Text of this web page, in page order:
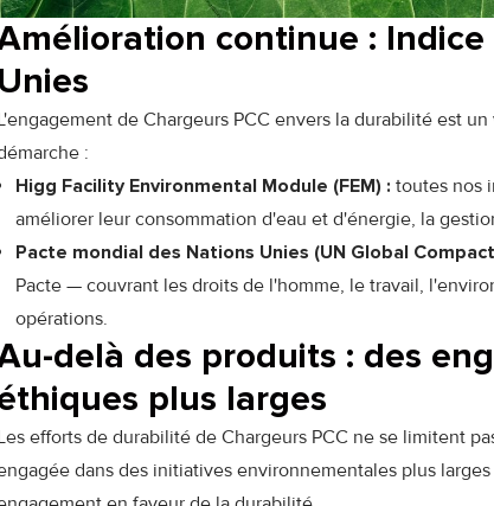
continue :
Unies
de Chargeurs PCC envers la durabilité est
:
Higg Facility Environmental Module (FEM) : toutes nos
améliorer leur consommation d'eau et d'énergie, la
Pacte mondial des Nations Unies (UN Global
Pacte — couvrant les droits de l'homme, le travail,
opérations.
delà des produits : des
plus larges
efforts de durabilité de Chargeurs PCC ne se limitent
dans des initiatives environnementales plus